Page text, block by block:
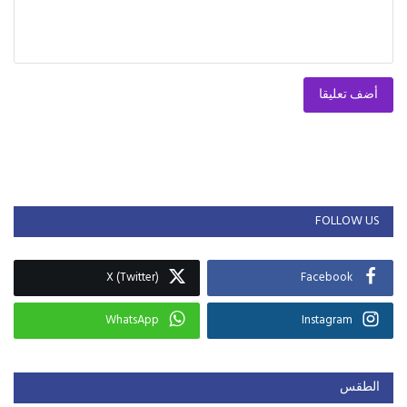
أضف تعليقا
FOLLOW US
Facebook
X (Twitter)
Instagram
WhatsApp
الطقس